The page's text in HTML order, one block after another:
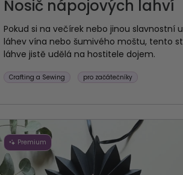
Nosič nápojových lahví
Pokud si na večírek nebo jinou slavnostní
láhev vína nebo šumivého moštu, tento
láhve jistě udělá na hostitele dojem.
Crafting a Sewing pro začátečníky
Premium